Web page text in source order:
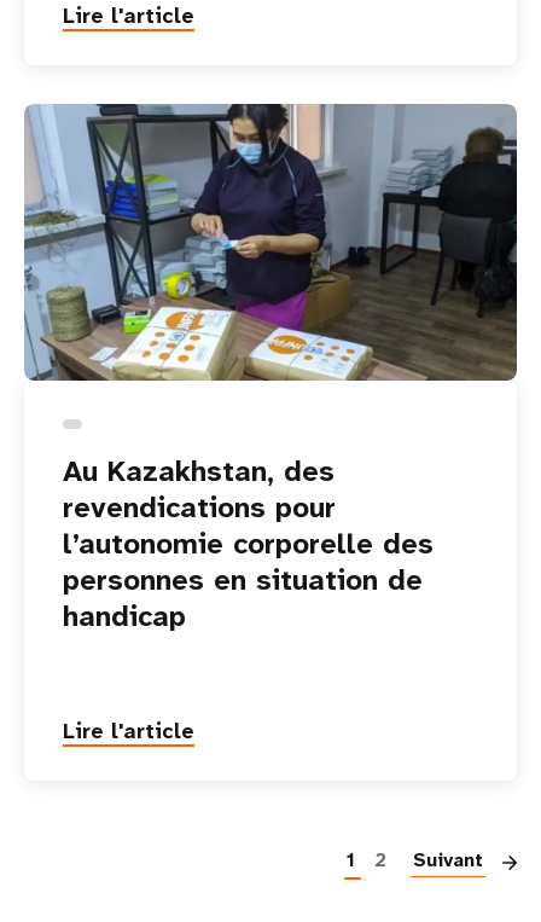
Lire l'article
Au Kazakhstan, des
revendications pour
l’autonomie corporelle des
personnes en situation de
handicap
Lire l'article
1 2 Suivant